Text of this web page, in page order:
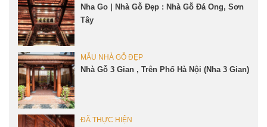
Nha Go | Nhà Gỗ Đẹp : Nhà Gỗ Đá Ong, Sơn
Tây
MẪU NHÀ GỖ ĐẸP
Nhà Gỗ 3 Gian , Trên Phố Hà Nội (Nha 3 Gian)
ĐÃ THỰC HIỆN